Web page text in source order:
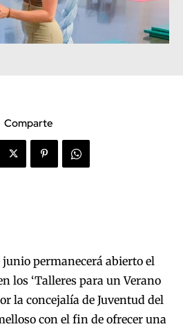
Comparte
junio permanecerá abierto el
los ‘Talleres para un Verano
la concejalía de Juventud del
con el fin de ofrecer una